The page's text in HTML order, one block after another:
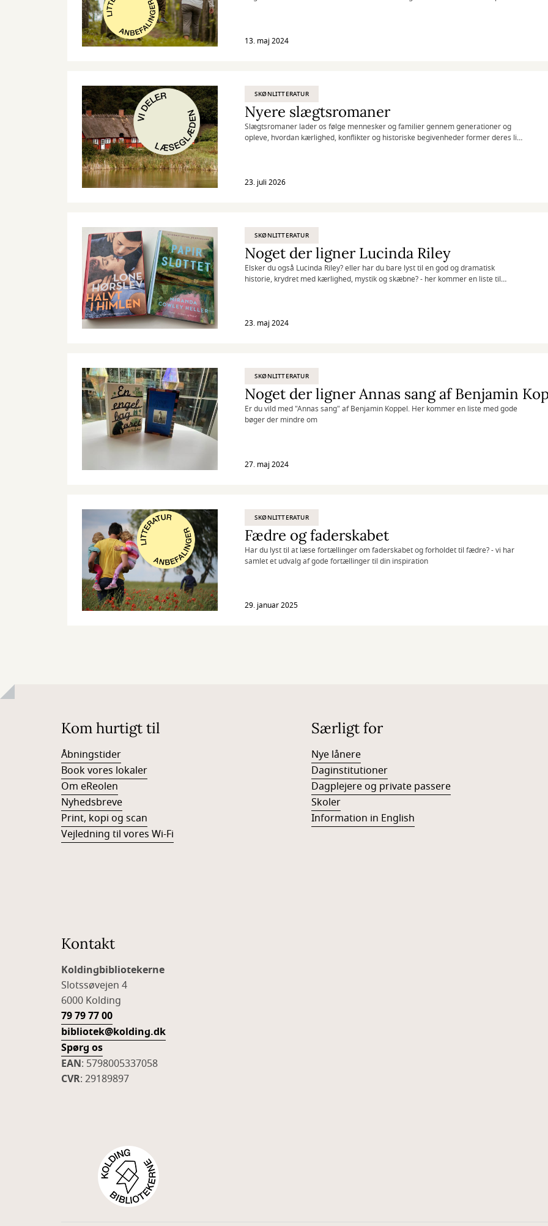
13. maj 2024
SKØNLITTERATUR
Nyere slægtsromaner
Slægtsromaner lader os følge mennesker og familier gennem generationer og
opleve, hvordan kærlighed, konflikter og historiske begivenheder former deres liv.
23. juli 2026
SKØNLITTERATUR
Noget der ligner Lucinda Riley
Elsker du også Lucinda Riley? eller har du bare lyst til en god og dramatisk
historie, krydret med kærlighed, mystik og skæbne? - her kommer en liste til
23. maj 2024
SKØNLITTERATUR
Noget der ligner Annas sang af Benjamin
Er du vild med "Annas sang" af Benjamin Koppel. Her kommer en liste med gode
bøger der mindre om
27. maj 2024
SKØNLITTERATUR
Fædre og faderskabet
Har du lyst til at læse fortællinger om faderskabet og forholdet til fædre? - vi har
samlet et udvalg af gode fortællinger til din inspiration
29. januar 2025
Kom hurtigt til
Åbningstider
Book vores lokaler
Om eReolen
Nyhedsbreve
Print, kopi og scan
Vejledning til vores Wi-Fi
Særligt for
Nye lånere
Daginstitutioner
Dagplejere og private passere
Skoler
Information in English
Kontakt
Koldingbibliotekerne
Slotssøvejen 4
6000 Kolding
79 79 77 00
bibliotek@kolding.dk
Spørg os
EAN: 5798005337058
CVR: 29189897